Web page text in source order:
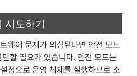
시도하기
웨어 문제가 의심된다면 안전 모드
할 필요가 있습니다. 안전 모드는
정으로 운영 체제를 실행하므로 소